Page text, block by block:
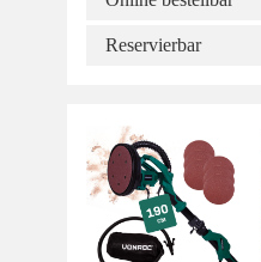
Reservierbar